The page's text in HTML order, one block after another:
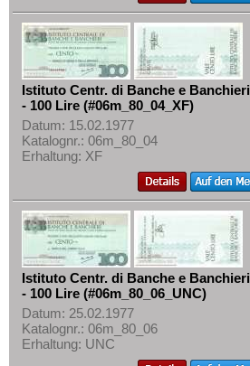
Türkei
Ukraine
Ungarn
Vatikan
Weissrussland
Zypern
Istituto Centr. di Banche e Banchieri
- 100 Lire (#06m_80_04_XF)
Datum: 15.02.1977
Katalognr.: 06m_80_04
Erhaltung: XF
Istituto Centr. di Banche e Banchieri
- 100 Lire (#06m_80_06_UNC)
Datum: 25.02.1977
Katalognr.: 06m_80_06
Erhaltung: UNC